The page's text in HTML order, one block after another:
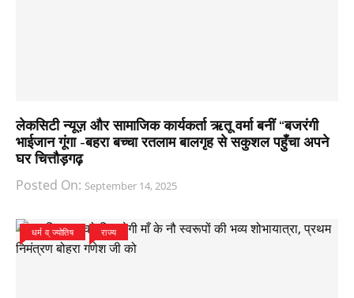
लेकसिटी न्यूज़ और सामाजिक कार्यकर्ता ऋतू वर्मा बनीं “बजरंगी
भाईजान गूंगा -बहरा बच्चा रतलाम बालगृह से सकुशल पहुँचा अपने
घर चित्तौड़गढ़
Posted On: September 14, 2025
धर्म व् ज्योतिष राज्य